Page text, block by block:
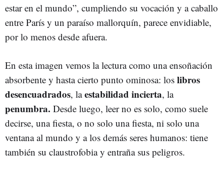
estar en el mundo”, cumpliendo su vocación y a caballo
entre París y un paraíso mallorquín, parece envidiable,
por lo menos desde afuera.
En esta imagen vemos la lectura como una ensoñación
absorbente y hasta cierto punto ominosa: los libros
desencuadrados, laestabilidad incierta, la
penumbra. Desde luego, leer no es solo, como suele
decirse, una fiesta, o no solo una fiesta, ni solo una
ventana al mundo y a los demás seres humanos: tiene
también su claustrofobia y entraña sus peligros.